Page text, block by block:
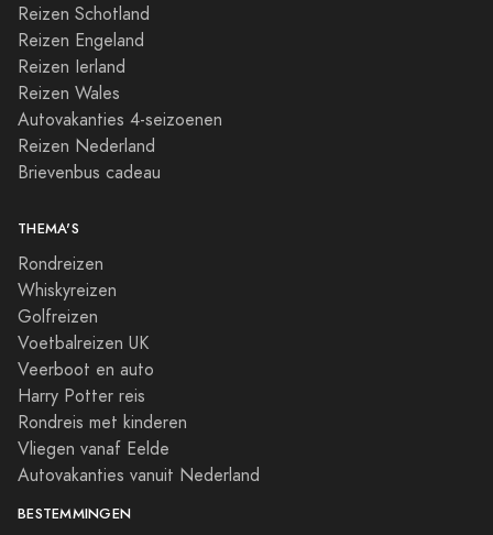
Reizen Schotland
Reizen Engeland
Reizen Ierland
Reizen Wales
Autovakanties 4-seizoenen
Reizen Nederland
Brievenbus cadeau
THEMA'S
Rondreizen
Whiskyreizen
Golfreizen
Voetbalreizen UK
Veerboot en auto
Harry Potter reis
Rondreis met kinderen
Vliegen vanaf Eelde
Autovakanties vanuit Nederland
BESTEMMINGEN